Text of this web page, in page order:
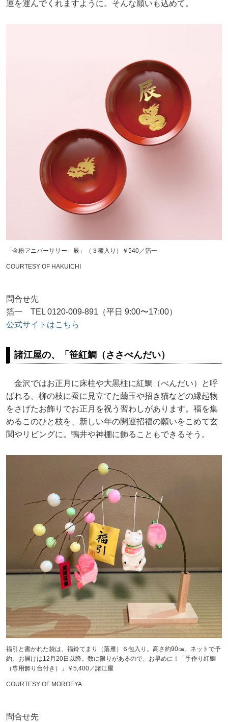
運を運んでくれますように。そんな願いも込めて。
「金粉アニバーサリー 辰」（３種入り）￥540／箔一
COURTESY OF HAKUICHI
問合せ先
箔一 TEL 0120-009-891（平日 9:00〜17:00）
公式サイトはこちら
諸江屋の、「笹紅鯛（ささべんだい）
金沢ではお正月に床柱や大黒柱に紅鯛（べんだい）と呼
ばれる、柳の枝に蚕に見立てた繭玉や招き猫などの縁起物
をさげたお飾りでお正月を祝う習わしがあります。福を集
めるこのひと枝を、新しい年の開運招福の願いをこめて玄
関やリビングに。鴨井や神棚に飾ることもできるそう。
福引と書かれた袋は、福鈴てまり（落雁）６包入り。高さ約90㎝。ネットで予
約、お届けは12月20日以降。数に限りがあるので、お早めに！「手作り紅鯛
（専用飾り台付き）」￥5,400／諸江屋
COURTESY OF MOROEYA
問合せ先